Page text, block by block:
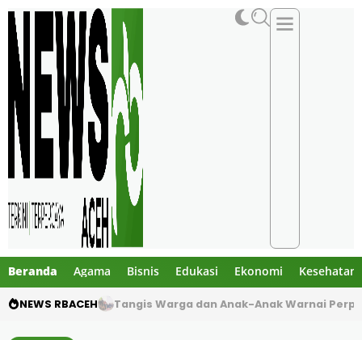
Beranda Agama Bisnis Edukasi Ekonomi Kesehatan
NEWS RBACEH Tangis Warga dan Anak-Anak Warnai